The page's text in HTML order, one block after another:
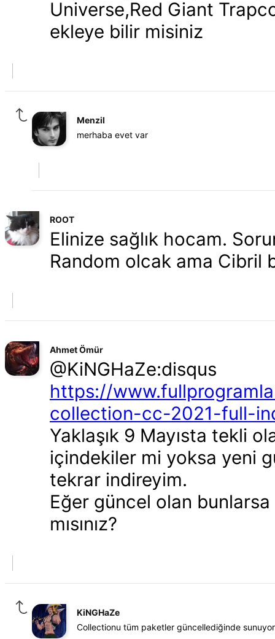
Universe,Red Giant
ekleye bilir misiniz
Menzil
merhaba evet var
ROOT
Elinize sağlık hocam.
Random olcak ama Cibril
Ahmet Ömür
@KiNGHaZe:disqus
https://
collection-cc-2021-full-
Yaklaşık 9 Mayısta tekli
içindekiler mi yoksa yeni
tekrar indireyim.
Eğer güncel olan
mısınız?
KiNGHaZe
Collectionu tüm paketler güncellediğinde